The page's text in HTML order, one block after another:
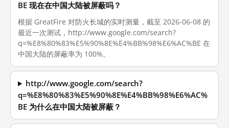
BE 现在在中国大陆被屏蔽吗？
根据 GreatFire 对防火长城的实时测量，截至 2026-06-08 的
最近一次测试，http://www.google.com/search?
q=%E8%80%83%E5%90%8E%E4%BB%98%E6%AC%BE 在
中国大陆的屏蔽率为 100%。
http://www.google.com/search?
q=%E8%80%83%E5%90%8E%E4%BB%98%E6%AC%
BE 为什么在中国大陆被屏蔽？